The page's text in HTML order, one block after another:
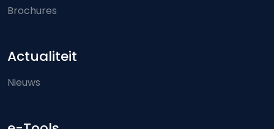
Brochures
Actualiteit
Nieuws